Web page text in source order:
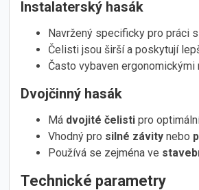
Instalaterský hasák
Navržený specificky pro práci s
Čelisti jsou širší a poskytují
Často vybaven
Dvojčinný hasák
Má dvojité čelisti pro
Vhodný pro silné závity nebo
Používá se zejména ve
Technické parametry